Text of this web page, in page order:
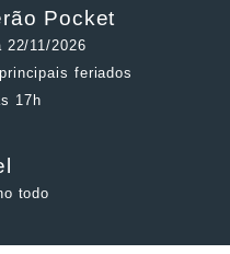
Pocket
22/11/2026
feriados
17h
todo